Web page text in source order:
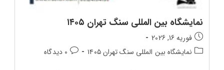
نمایشگاه بین‌ المللی سنگ تهران ۱۴۰۵
تاریخ
انتشار
پست:
فوریه 16, 2026
دسته‌بندی
نمایشگاه بین‌ المللی سنگ تهران ۱۴۰۵
دیدگاه‌های
0 دیدگاه